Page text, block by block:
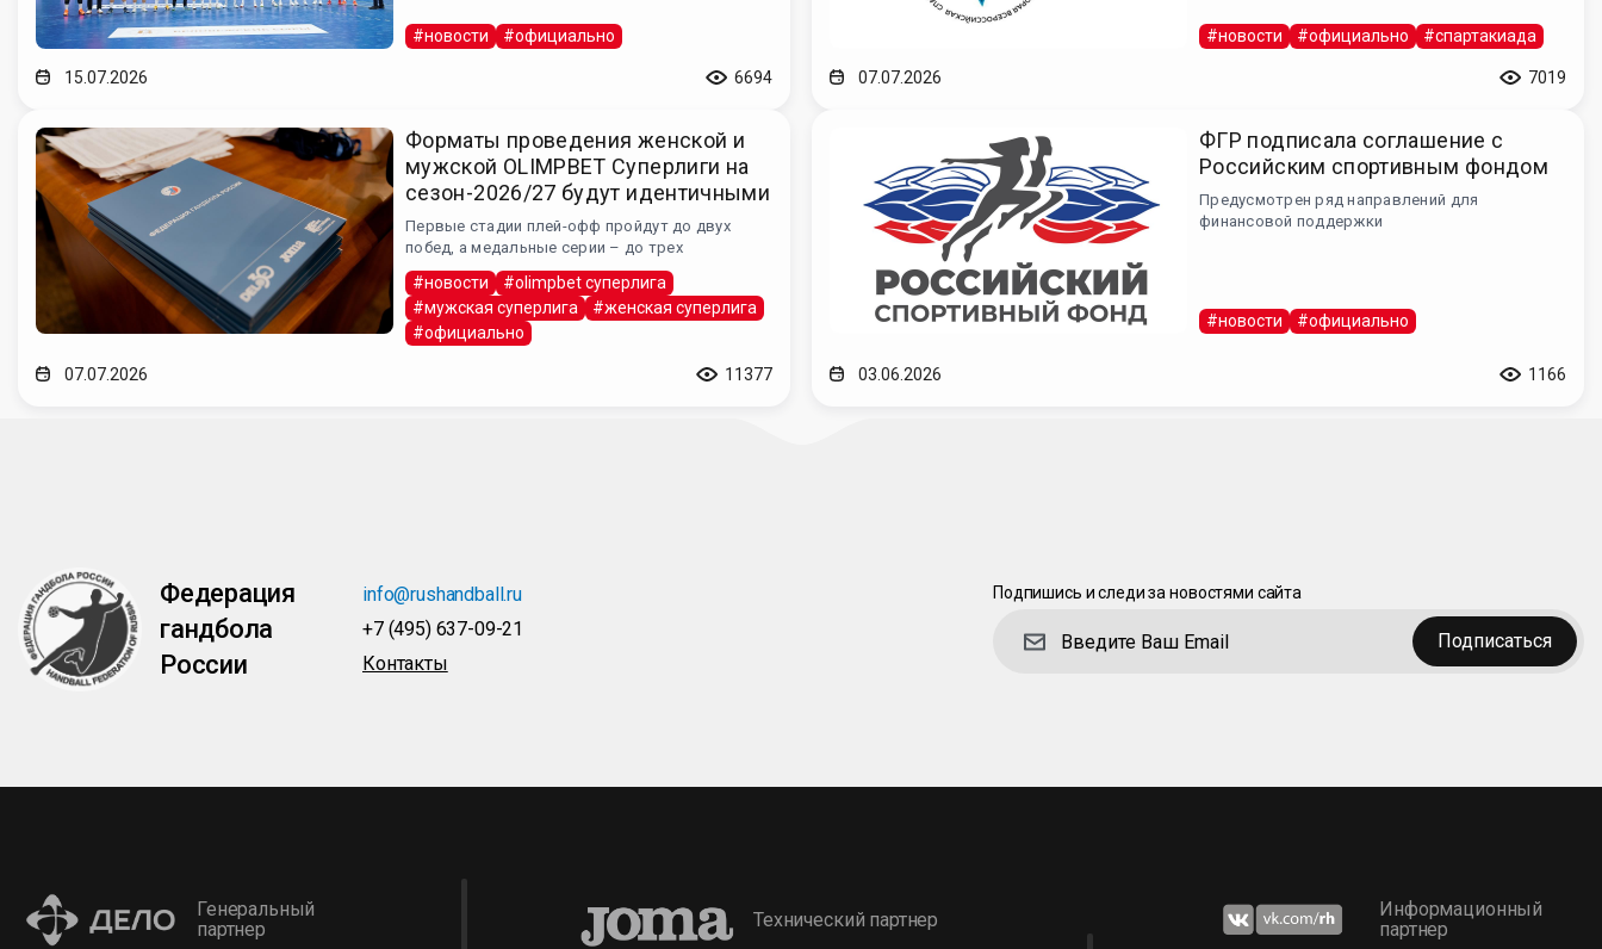
#новости #официально
15.07.2026 6694
#новости #официально #спартакиада
07.07.2026 7019
Форматы проведения женской и
мужской OLIMPBET Суперлиги на
сезон-2026/27 будут идентичными
Первые стадии плей-офф пройдут до двух
побед, а медальные серии – до трех
#новости
#olimpbet суперлига
#мужская суперлига
#женская суперлига
#официально
07.07.2026 11377
ФГР подписала соглашение с
Российским спортивным фондом
Предусмотрен ряд направлений для
финансовой поддержки
#новости #официально
03.06.2026 1166
Федерация
гандбола
России
info@rushandball.ru
+7 (495) 637-09-21
Контакты
Подпишись и следи за новостями сайта
Подписаться
Генеральный
партнер
Технический партнер
Информационный
партнер